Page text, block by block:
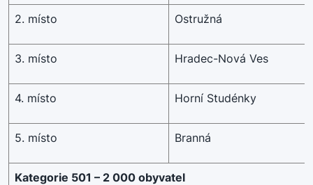
2. místo Ostružná
3. místo Hradec-Nová Ves
4. místo Horní Studénky
5. místo Branná
Kategorie 501 – 2 000 obyvatel